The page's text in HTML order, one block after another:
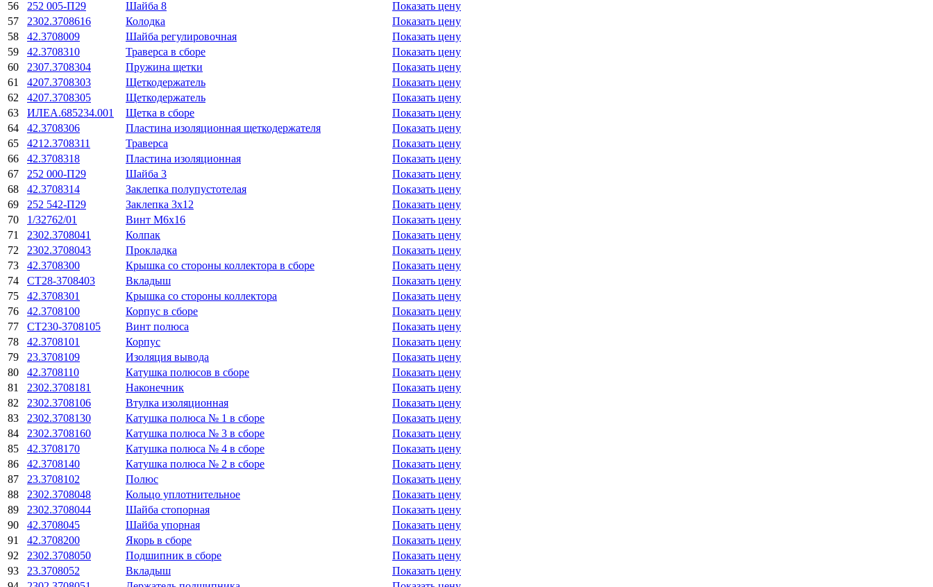
56
252 005-П29 Шайба 8
Показать цену
57
2302.3708616 Колодка
Показать цену
58
42.3708009 Шайба регулировочная
Показать цену
59
42.3708310 Траверса в сборе
Показать цену
60
2307.3708304 Пружина щетки
Показать цену
61
4207.3708303 Щеткодержатель
Показать цену
62
4207.3708305 Щеткодержатель
Показать цену
63
ИЛЕА.685234.001 Щетка в сборе
Показать цену
64
42.3708306 Пластина изоляционная щеткодержателя
Показать цену
65
4212.3708311 Траверса
Показать цену
66
42.3708318 Пластина изоляционная
Показать цену
67
252 000-П29 Шайба 3
Показать цену
68
42.3708314 Заклепка полупустотелая
Показать цену
69
252 542-П29 Заклепка 3х12
Показать цену
70
1/32762/01 Винт М6х16
Показать цену
71
2302.3708041 Колпак
Показать цену
72
2302.3708043 Прокладка
Показать цену
73
42.3708300 Крышка со стороны коллектора в сборе
Показать цену
74
СТ28-3708403 Вкладыш
Показать цену
75
42.3708301 Крышка со стороны коллектора
Показать цену
76
42.3708100 Корпус в сборе
Показать цену
77
СТ230-3708105 Винт полюса
Показать цену
78
42.3708101 Корпус
Показать цену
79
23.3708109 Изоляция вывода
Показать цену
80
42.3708110 Катушка полюсов в сборе
Показать цену
81
2302.3708181 Наконечник
Показать цену
82
2302.3708106 Втулка изоляционная
Показать цену
83
2302.3708130 Катушка полюса № 1 в сборе
Показать цену
84
2302.3708160 Катушка полюса № 3 в сборе
Показать цену
85
42.3708170 Катушка полюса № 4 в сборе
Показать цену
86
42.3708140 Катушка полюса № 2 в сборе
Показать цену
87
23.3708102 Полюс
Показать цену
88
2302.3708048 Кольцо уплотнительное
Показать цену
89
2302.3708044 Шайба стопорная
Показать цену
90
42.3708045 Шайба упорная
Показать цену
91
42.3708200 Якорь в сборе
Показать цену
92
2302.3708050 Подшипник в сборе
Показать цену
93
23.3708052 Вкладыш
Показать цену